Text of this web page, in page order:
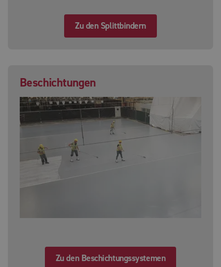
Zu den Splittbindern
Beschichtungen
Zu den Beschichtungssystemen